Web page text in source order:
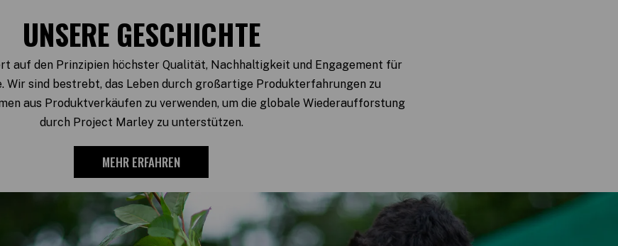
UNSERE GESCHICHTE
auf den Prinzipien höchster Qualität, Nachhaltigkeit und Engagement für
Wir sind bestrebt, das Leben durch großartige Produkterfahrungen zu
aus Produktverkäufen zu verwenden, um die globale Wiederaufforstung
durch Project Marley zu unterstützen.
MEHR ERFAHREN